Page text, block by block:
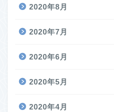
2020年8月
2020年7月
2020年6月
2020年5月
2020年4月